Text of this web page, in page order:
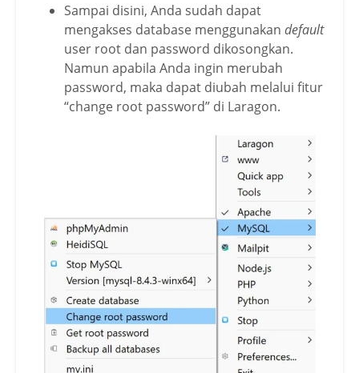
Sampai disini, Anda sudah dapat
mengakses database menggunakan default
user root dan password dikosongkan.
Namun apabila Anda ingin merubah
password, maka dapat diubah melalui fitur
“change root password” di Laragon.